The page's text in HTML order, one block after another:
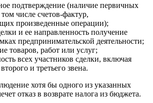
подтверждение (наличие первичных
числе счетов-фактур,
произведенные операции);
и ее направленность получение
предпринимательской деятельности;
товаров, работ или услуг;
всех участников сделки, включая
и третьего звена.
хотя бы одного из указанных
отказ в возврате налога из бюджета.